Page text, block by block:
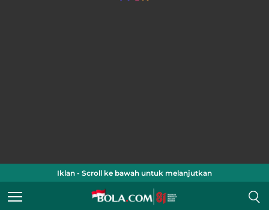
Iklan - Scroll ke bawah untuk melanjutkan